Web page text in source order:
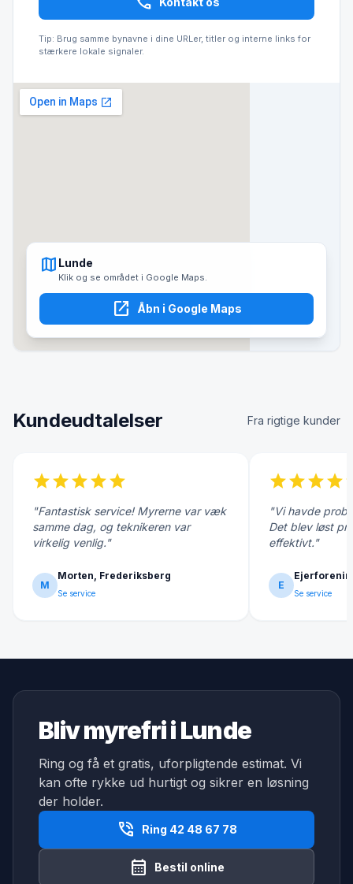
Tip: Brug samme bynavne i dine URLer, titler og interne links for
stærkere lokale signaler.
map Lunde
Klik og se området i Google Maps.
open_in_new Åbn i Google Maps
Kundeudtalelser Fra rigtige kunder
starstarstarstarstar
"Fantastisk service! Myrerne var væk
samme dag, og teknikeren var
virkelig venlig."
M
Morten, Frederiksberg
Se service
starstarstarstar
"Vi havde
Det blev løst
effektivt."
E
Se service
Bliv myrefri i Lunde
Ring og få et gratis, uforpligtende estimat. Vi
kan ofte rykke ud hurtigt og sikrer en løsning
der holder.
phone_in_talk Ring 42 48 67 78
calendar_month Bestil online